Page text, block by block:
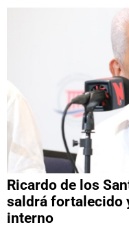
Ricardo de los
saldrá fortalecido
interno